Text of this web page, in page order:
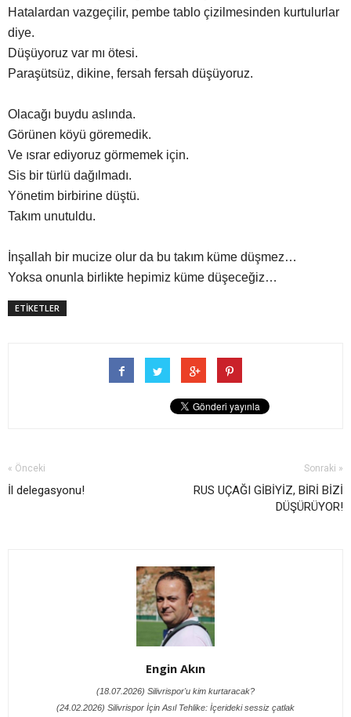
Hatalardan vazgeçilir, pembe tablo çizilmesinden kurtulurlar
diye.
Düşüyoruz var mı ötesi.
Paraşütsüz, dikine, fersah fersah düşüyoruz.
Olacağı buydu aslında.
Görünen köyü göremedik.
Ve ısrar ediyoruz görmemek için.
Sis bir türlü dağılmadı.
Yönetim birbirine düştü.
Takım unutuldu.
İnşallah bir mucize olur da bu takım küme düşmez…
Yoksa onunla birlikte hepimiz küme düşeceğiz…
ETİKETLER
« Önceki
İl delegasyonu!
Sonraki »
RUS UÇAĞI GİBİYİZ, BİRİ BİZİ
DÜŞÜRÜYOR!
Engin Akın
(18.07.2026) Silivrispor'u kim kurtaracak?
(24.02.2026) Silivrispor İçin Asıl Tehlike: İçerideki sessiz çatlak